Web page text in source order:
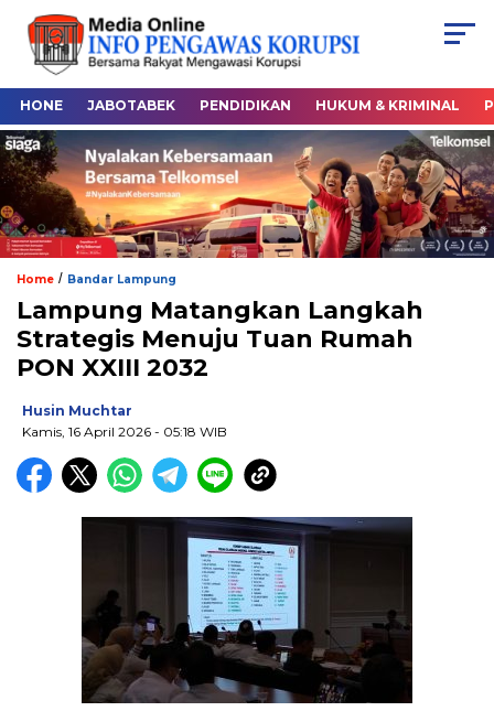
HONE JABOTABEK PENDIDIKAN HUKUM & KRIMINAL
Home / Bandar Lampung
Lampung Matangkan Langkah
Strategis Menuju Tuan Rumah
PON XXIII 2032
Husin Muchtar
Kamis, 16 April 2026 - 05:18 WIB